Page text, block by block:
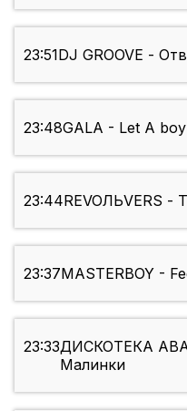
23:51DJ GROOVE -
23:48GALA - Let A
23:44REVOЛЬVERS -
23:37MASTERBOY -
23:33ДИСКОТЕКА
Малинки